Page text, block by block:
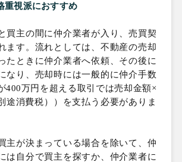
重視派におすすめ
買主の間に仲介業者が入り、売買契
ます。流れとしては、不動産の売却
たときに仲介業者へ依頼、その後に
なり、売却時には一般的に仲介手数
400万円を超える取引では売却金額×
途消費税））を支払う必要がありま
主が決まっている場合を除いて、仲
は自分で買主を探すか、仲介業者に